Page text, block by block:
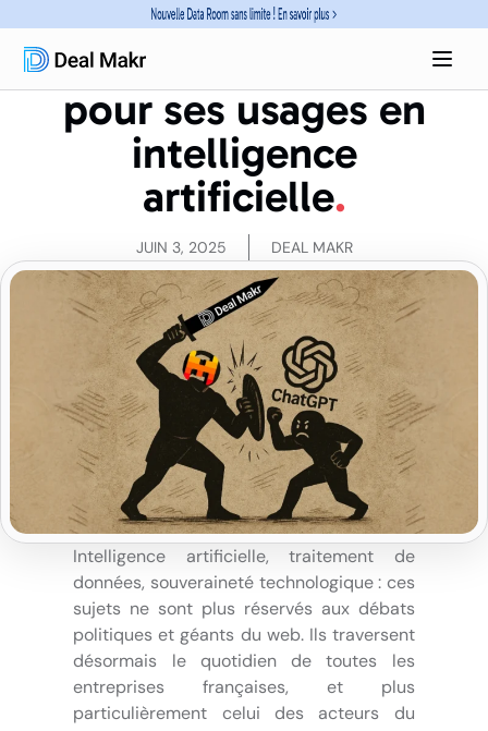
Deal Makr fait le
choix de Mistral AI
pour ses usages en
intelligence
artificielle
JUIN 3, 2025 DEAL MAKR
Intelligence artificielle, traitement de
données, souveraineté technologique : ces
sujets ne sont plus réservés aux débats
politiques et géants du web. Ils traversent
désormais le quotidien de toutes les
entreprises françaises, et plus
particulièrement celui des acteurs du